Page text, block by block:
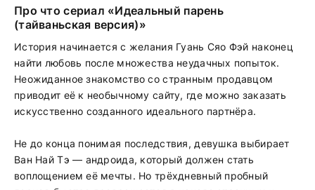
Про что сериал «Идеальный парень
(тайваньская версия)»
История начинается с желания Гуань Сяо Фэй наконец
найти любовь после множества неудачных попыток.
Неожиданное знакомство со странным продавцом
приводит её к необычному сайту, где можно заказать
искусственно созданного идеального партнёра.
Не до конца понимая последствия, девушка выбирает
Ван Най Тэ — андроида, который должен стать
воплощением её мечты. Но трёхдневный пробный